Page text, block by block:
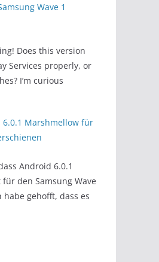
Wave 1
Does this version
Services properly, or
I’m curious
6.0.1 Marshmellow für
Android 6.0.1
den Samsung Wave
gehofft, dass es